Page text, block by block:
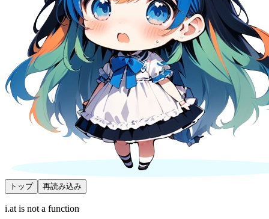
トップ 再読み込み
i.at is not a function